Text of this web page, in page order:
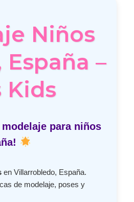
Niños
–
Kids
para niños
en Villarrobledo, España.
de modelaje, poses y